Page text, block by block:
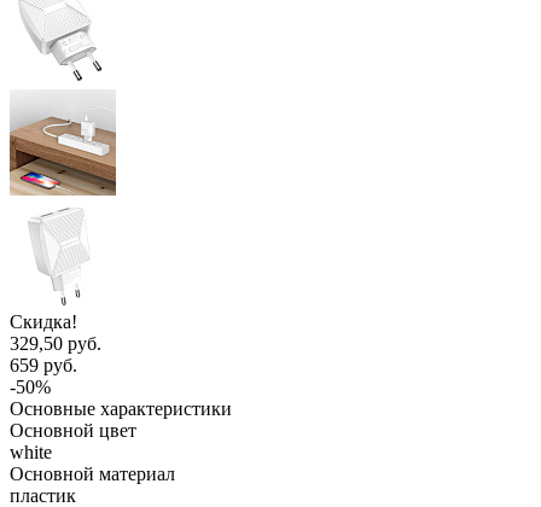
Скидка!
329,50 руб.
659 руб.
-50%
Основные характеристики
Основной цвет
white
Основной материал
пластик